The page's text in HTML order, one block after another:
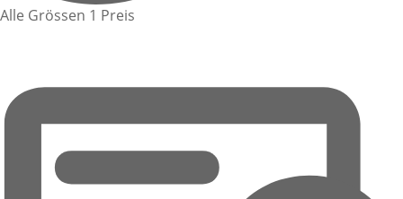
Alle Grössen 1 Preis